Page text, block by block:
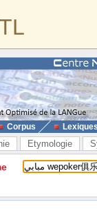
Corpus
Etymologie